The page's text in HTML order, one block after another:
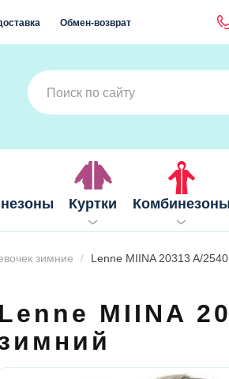
Обмен-возврат
Куртки
зимние Lenne MIINA 20313 A/
Lenne MIINA